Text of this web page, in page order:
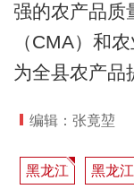
强的农产品质
（CMA）和
为全县农产品
编辑：张竟堃
黑龙江 黑龙